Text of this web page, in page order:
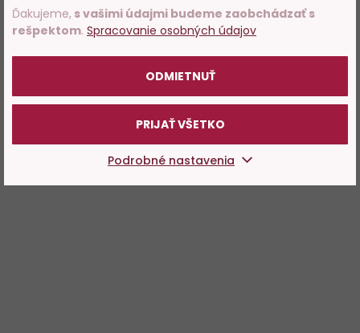
Ďakujeme, s vašimi údajmi budeme zaobchádzať s
rešpektom. Spracovanie osobných údajov
ODMIETNUŤ
PRIJAŤ VŠETKO
Podrobné nastavenia